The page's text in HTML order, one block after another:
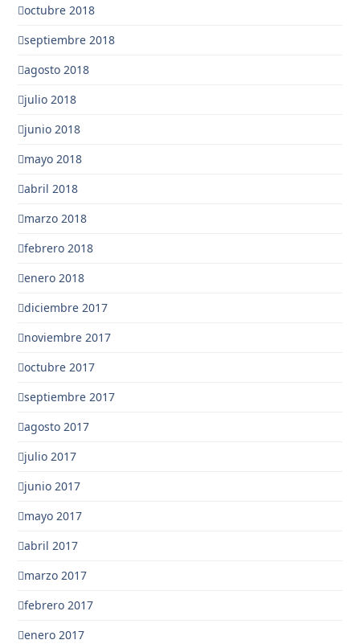
octubre 2018
septiembre 2018
agosto 2018
julio 2018
junio 2018
mayo 2018
abril 2018
marzo 2018
febrero 2018
enero 2018
diciembre 2017
noviembre 2017
octubre 2017
septiembre 2017
agosto 2017
julio 2017
junio 2017
mayo 2017
abril 2017
marzo 2017
febrero 2017
enero 2017